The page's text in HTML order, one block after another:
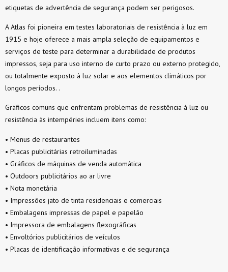
etiquetas de advertência de segurança podem ser perigosos.
A Atlas foi pioneira em testes laboratoriais de resistência à luz em
1915 e hoje oferece a mais ampla seleção de equipamentos e
serviços de teste para determinar a durabilidade de produtos
impressos, seja para uso interno de curto prazo ou externo protegido,
ou totalmente exposto à luz solar e aos elementos climáticos por
longos períodos. .
Gráficos comuns que enfrentam problemas de resistência à luz ou
resistência às intempéries incluem itens como:
• Menus de restaurantes
• Placas publicitárias retroiluminadas
• Gráficos de máquinas de venda automática
• Outdoors publicitários ao ar livre
• Nota monetária
• Impressões jato de tinta residenciais e comerciais
• Embalagens impressas de papel e papelão
• Impressora de embalagens flexográficas
• Envoltórios publicitários de veículos
• Placas de identificação informativas e de segurança